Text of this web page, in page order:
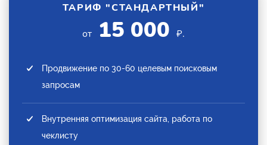
ТАРИФ "СТАНДАРТНЫЙ"
от 15 000 ₽.
Продвижение по 30-60 целевым поисковым
запросам
Внутренняя оптимизация сайта, работа по
чеклисту